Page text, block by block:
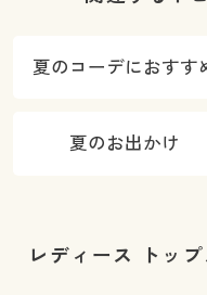
夏のコーデにおすす
夏のお出かけ
レディース トッ